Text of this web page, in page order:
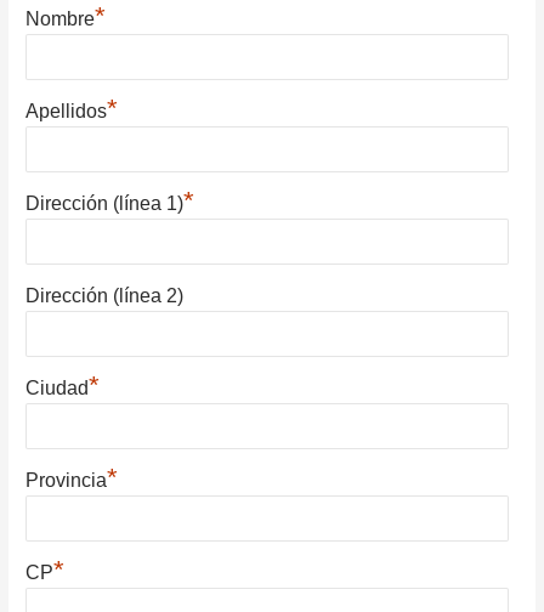
Nombre*
Apellidos*
Dirección (línea 1)*
Dirección (línea 2)
Ciudad*
Provincia*
CP*